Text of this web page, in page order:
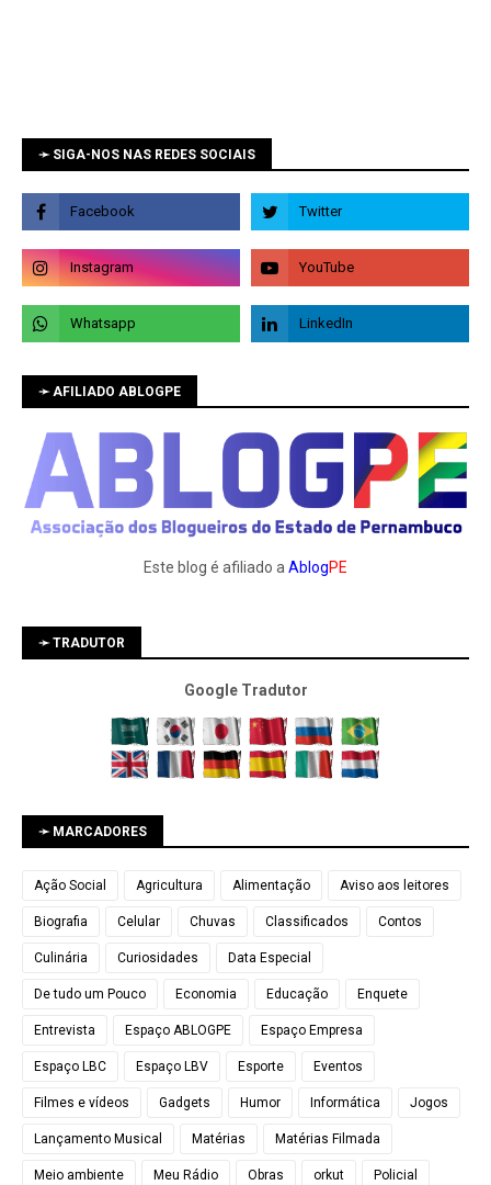
➛ SIGA-NOS NAS REDES SOCIAIS
➛ AFILIADO ABLOGPE
Este blog é afiliado a AblogPE
➛ TRADUTOR
Google Tradutor
➛ MARCADORES
Ação Social Agricultura Alimentação Aviso aos leitores
Biografia Celular Chuvas Classificados Contos
Culinária Curiosidades Data Especial
De tudo um Pouco Economia Educação Enquete
Entrevista Espaço ABLOGPE Espaço Empresa
Espaço LBC Espaço LBV Esporte Eventos
Filmes e vídeos Gadgets Humor Informática Jogos
Lançamento Musical Matérias Matérias Filmada
Meio ambiente Meu Rádio Obras orkut Policial